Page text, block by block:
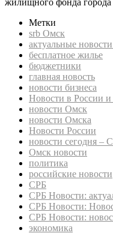
Метки
srb Омск
актуальные
бесплатное жилье
бюджетники
главная новость
новости бизнеса
Новости в России
новости Омск
новости Омска
Новости России
новости сегодня –
Омск новости
политика
российские новости
СРБ
СРБ Новости:
СРБ Новости:
СРБ Новости:
экономика